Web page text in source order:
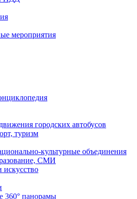
мероприятия
городских автобусов
туризм
культурные объединения
СМИ
искусство
360° панорамы